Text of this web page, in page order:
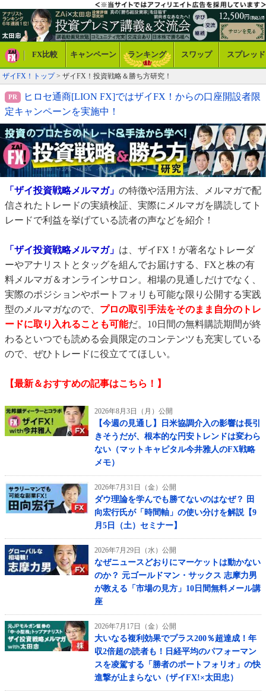
FX比較 キャンペーン ランキング スワップ スプレッド
ザイFX！トップ> ザイFX！投資戦略＆勝ち方研究！
ヒロセ通商[LION FX]ではザイFX！からの口座開設者限
定キャンペーンを実施中！
「ザイ投資戦略メルマガ」 の特徴や活用方法、メルマガで配
信されたトレードの実績検証、実際にメルマガを購読してト
レードで利益を挙げている読者の声などを紹介！
「ザイ投資戦略メルマガ」 は、ザイFX！が著名なトレーダ
ーやアナリストとタッグを組んでお届けする、FXと株の有
料メルマガ＆オンラインサロン。相場の見通しだけでなく、
実際のポジションやポートフォリも可能な限り公開する実践
型のメルマガなので、 プロの取引手法をそのまま自分のトレ
ードに取り入れることも可能だ。10日間の無料購読期間が終
わるといつでも読める会員限定のコンテンツも充実している
ので、ぜひトレードに役立ててほしい。
【最新＆おすすめの記事はこちら！】
2026年8月3日（月）公開
【今週の見通し】日米協調介入の影響は長引
きそうだが、根本的な円安トレンドは変わら
ない（マットキャピタル今井雅人のFX戦略
メモ）
2026年7月31日（金）公開
ダウ理論を学んでも勝てないのはなぜ？ 田
向宏行氏が「時間軸」の使い分けを解説【9
月5日（土）セミナー】
2026年7月29日（水）公開
なぜニュースどおりにマーケットは動かない
のか？ 元ゴールドマン・サックス 志摩力男
が教える「市場の見方」10日間無料メール講
座
2026年7月17日（金）公開
大いなる複利効果でプラス200％超達成！年
収2倍超の読者も！日経平均のパフォーマン
スを凌駕する「勝者のポートフォリオ」の快
進撃が止まらない（ザイFX!×太田忠）